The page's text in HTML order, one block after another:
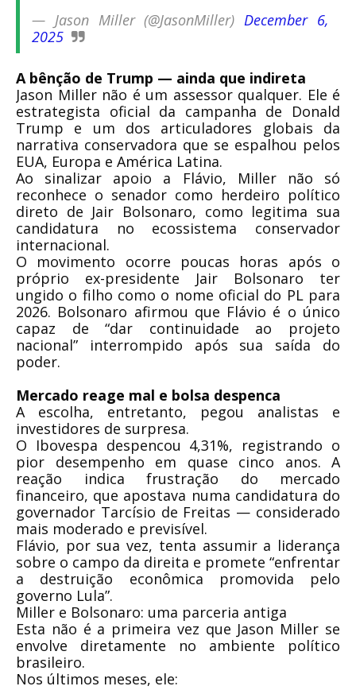
— Jason Miller (@JasonMiller)December 6,
2025
A bênção de Trump — ainda que indireta
Jason Miller não é um assessor qualquer. Ele é
estrategista oficial da campanha de Donald
Trump e um dos articuladores globais da
narrativa conservadora que se espalhou pelos
EUA, Europa e América Latina.
Ao sinalizar apoio a Flávio, Miller não só
reconhece o senador como herdeiro político
direto de Jair Bolsonaro, como legitima sua
candidatura no ecossistema conservador
internacional.
O movimento ocorre poucas horas após o
próprio ex-presidente Jair Bolsonaro ter
ungido o filho como o nome oficial do PL para
2026. Bolsonaro afirmou que Flávio é o único
capaz de “dar continuidade ao projeto
nacional” interrompido após sua saída do
poder.
Mercado reage mal e bolsa despenca
A escolha, entretanto, pegou analistas e
investidores de surpresa.
O Ibovespa despencou 4,31%, registrando o
pior desempenho em quase cinco anos. A
reação indica frustração do mercado
financeiro, que apostava numa candidatura do
governador Tarcísio de Freitas — considerado
mais moderado e previsível.
Flávio, por sua vez, tenta assumir a liderança
sobre o campo da direita e promete “enfrentar
a destruição econômica promovida pelo
governo Lula”.
Miller e Bolsonaro: uma parceria antiga
Esta não é a primeira vez que Jason Miller se
envolve diretamente no ambiente político
brasileiro.
Nos últimos meses, ele: